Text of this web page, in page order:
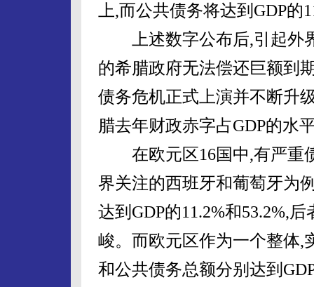
上,而公共债务将达到GDP的
上述数字公布后,引起外
的希腊政府无法偿还巨额到
债务危机正式上演并不断升
腊去年财政赤字占GDP的水
在欧元区16国中,有严重
界关注的西班牙和葡萄牙为
达到GDP的11.2%和53.2%,
峻。而欧元区作为一个整体,
和公共债务总额分别达到